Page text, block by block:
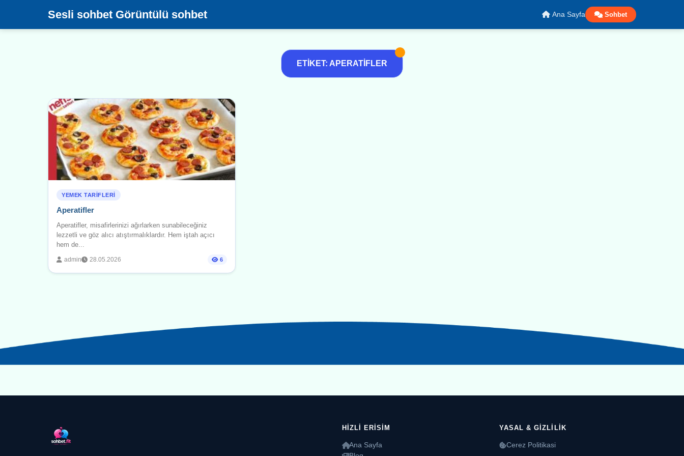
Sesli sohbet Görüntülü sohbet Ana Sayfa Sohbet
ETIKET: APERATIFLER
YEMEK TARIFLERI
Aperatifler
Aperatifler, misafirlerinizi ağırlarken sunabileceğiniz
lezzetli ve göz alıcı atıştırmalıklardır. Hem iştah açıcı
hem de...
admin 28.05.2026 6
HIZLI ERISIM
Ana Sayfa
YASAL & GIZLILIK
Cerez Politikasi